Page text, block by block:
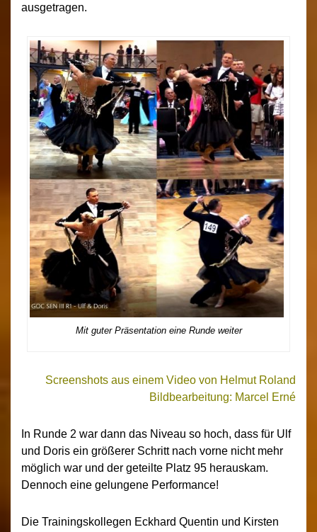
ausgetragen.
Mit guter Präsentation eine Runde weiter
Screenshots aus einem Video von Helmut Roland
Bildbearbeitung: Marcel Erné
In Runde 2 war dann das Niveau so hoch, dass für Ulf
und Doris ein größerer Schritt nach vorne nicht mehr
möglich war und der geteilte Platz 95 herauskam.
Dennoch eine gelungene Performance!
Die Trainingskollegen Eckhard Quentin und Kirsten